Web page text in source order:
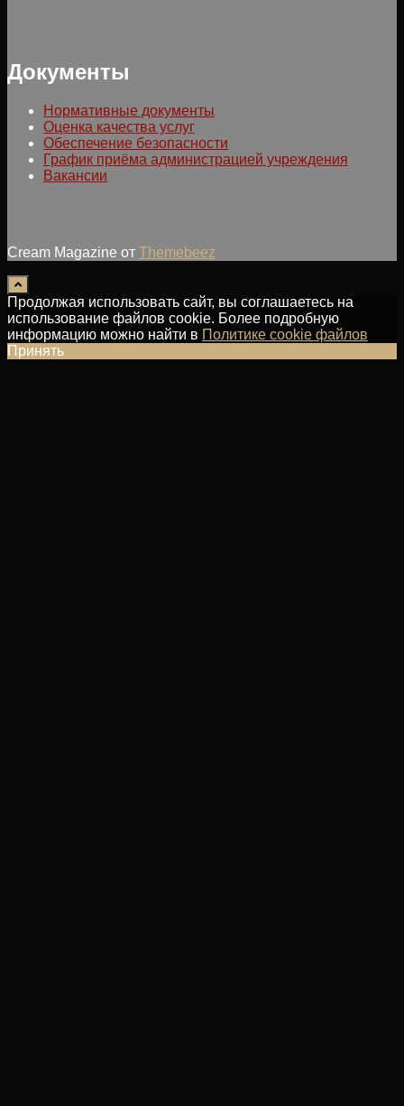
Документы
Нормативные документы
Оценка качества услуг
Обеспечение безопасности
График приёма администрацией учреждения
Вакансии
Cream Magazine от Themebeez
Продолжая использовать сайт, вы соглашаетесь на
использование файлов cookie. Более подробную
информацию можно найти в Политике cookie файлов
Принять